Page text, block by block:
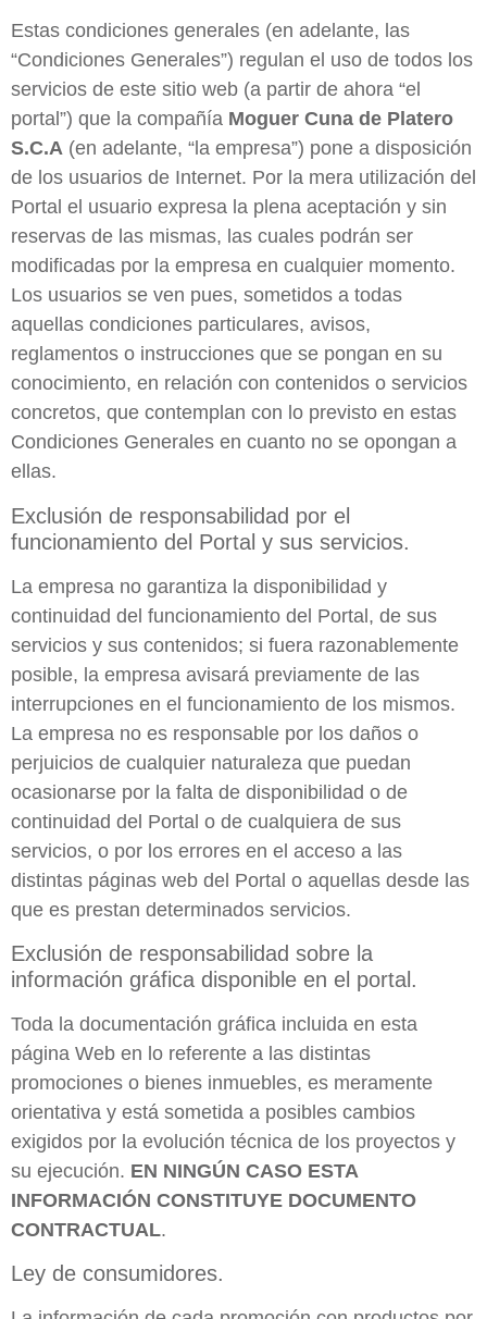
Estas condiciones generales (en adelante, las
“Condiciones Generales”) regulan el uso de todos los
servicios de este sitio web (a partir de ahora “el
portal”) que la compañía Moguer Cuna de Platero
S.C.A (en adelante, “la empresa”) pone a disposición
de los usuarios de Internet. Por la mera utilización del
Portal el usuario expresa la plena aceptación y sin
reservas de las mismas, las cuales podrán ser
modificadas por la empresa en cualquier momento.
Los usuarios se ven pues, sometidos a todas
aquellas condiciones particulares, avisos,
reglamentos o instrucciones que se pongan en su
conocimiento, en relación con contenidos o servicios
concretos, que contemplan con lo previsto en estas
Condiciones Generales en cuanto no se opongan a
ellas.
Exclusión de responsabilidad por el
funcionamiento del Portal y sus servicios.
La empresa no garantiza la disponibilidad y
continuidad del funcionamiento del Portal, de sus
servicios y sus contenidos; si fuera razonablemente
posible, la empresa avisará previamente de las
interrupciones en el funcionamiento de los mismos.
La empresa no es responsable por los daños o
perjuicios de cualquier naturaleza que puedan
ocasionarse por la falta de disponibilidad o de
continuidad del Portal o de cualquiera de sus
servicios, o por los errores en el acceso a las
distintas páginas web del Portal o aquellas desde las
que es prestan determinados servicios.
Exclusión de responsabilidad sobre la
información gráfica disponible en el portal.
Toda la documentación gráfica incluida en esta
página Web en lo referente a las distintas
promociones o bienes inmuebles, es meramente
orientativa y está sometida a posibles cambios
exigidos por la evolución técnica de los proyectos y
su ejecución. EN NINGÚN CASO ESTA
INFORMACIÓN CONSTITUYE DOCUMENTO
CONTRACTUAL.
Ley de consumidores.